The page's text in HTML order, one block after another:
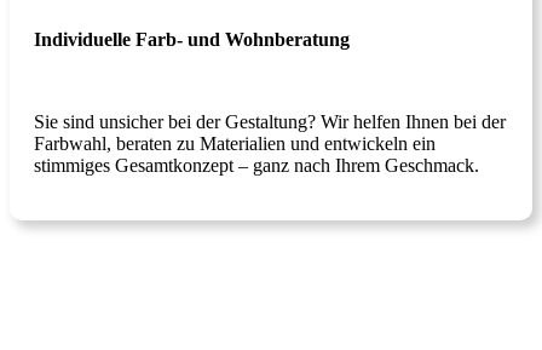
Individuelle Farb- und Wohnberatung
Sie sind unsicher bei der Gestaltung? Wir helfen Ihnen bei der
Farbwahl, beraten zu Materialien und entwickeln ein
stimmiges Gesamtkonzept – ganz nach Ihrem Geschmack.